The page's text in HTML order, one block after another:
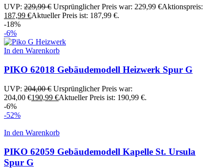
UVP: 229,99€ Ursprünglicher Preis war: 229,99 €Aktionspreis:
187,99 €Aktueller Preis ist: 187,99 €.
-18%
-6%
In den Warenkorb
PIKO 62018 Gebäudemodell Heizwerk Spur G
UVP: 204,00€ Ursprünglicher Preis war:
204,00 €190,99 €Aktueller Preis ist: 190,99 €.
-6%
-52%
In den Warenkorb
PIKO 62059 Gebäudemodell Kapelle St. Ursula
Spur G